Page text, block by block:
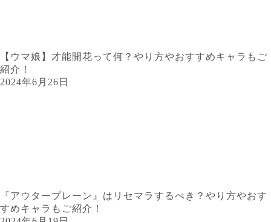
【ウマ娘】才能開花って何？やり方やおすすめキャラもご
紹介！
2024年6月26日
『アウタープレーン』はリセマラするべき？やり方やおす
すめキャラもご紹介！